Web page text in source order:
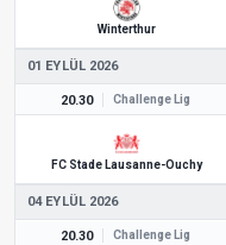
Winterthur
01 EYLÜL 2026
20.30 Challenge Lig
FC Stade Lausanne-Ouchy
04 EYLÜL 2026
20.30 Challenge Lig